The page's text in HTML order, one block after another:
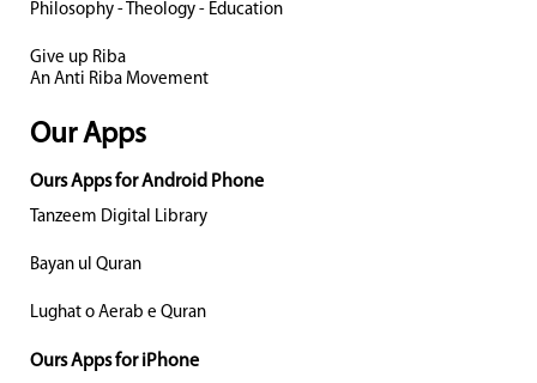
Philosophy - Theology - Education
Give up Riba
An Anti Riba Movement
Our Apps
Ours Apps for Android Phone
Tanzeem Digital Library
Bayan ul Quran
Lughat o Aerab e Quran
Ours Apps for iPhone